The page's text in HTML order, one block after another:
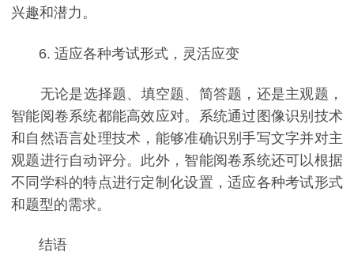
兴趣和潜力。
6. 适应各种考试形式，灵活应变
无论是选择题、填空题、简答题，还是主观题，
智能阅卷系统都能高效应对。系统通过图像识别技术
和自然语言处理技术，能够准确识别手写文字并对主
观题进行自动评分。此外，智能阅卷系统还可以根据
不同学科的特点进行定制化设置，适应各种考试形式
和题型的需求。
结语